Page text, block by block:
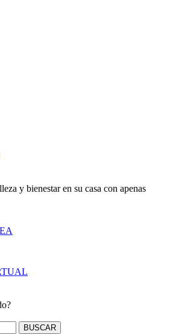
y bienestar en su casa con apenas
BUSCAR